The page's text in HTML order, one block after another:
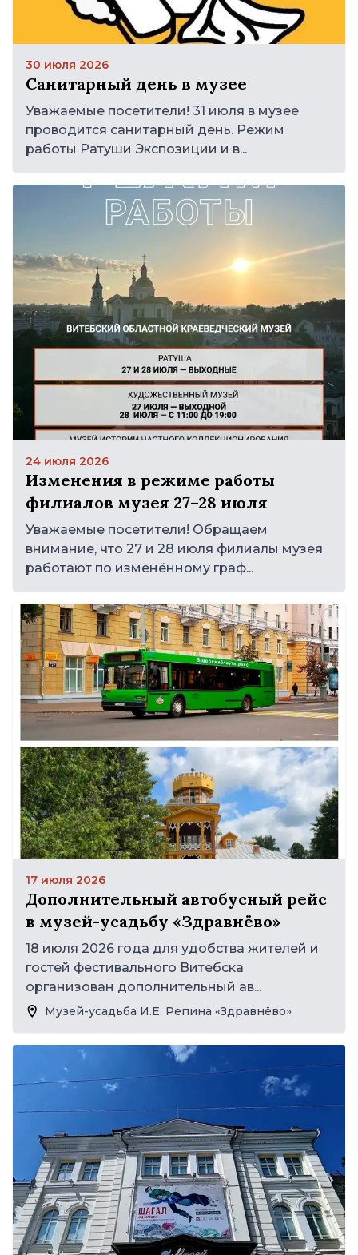
30 июля 2026
Санитарный день в музее
Уважаемые посетители! 31 июля в музее
проводится санитарный день. Режим
работы Ратуши Экспозиции и в...
24 июля 2026
Изменения в режиме работы
филиалов музея 27–28 июля
Уважаемые посетители! Обращаем
внимание, что 27 и 28 июля филиалы музея
работают по изменённому граф...
17 июля 2026
Дополнительный автобусный рейс
в музей-усадьбу «Здравнёво»
18 июля 2026 года для удобства жителей и
гостей фестивального Витебска
организован дополнительный ав...
Музей-усадьба И.Е. Репина «Здравнёво»